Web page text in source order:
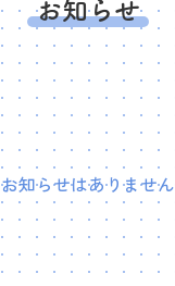
お知らせ
お知らせはありません